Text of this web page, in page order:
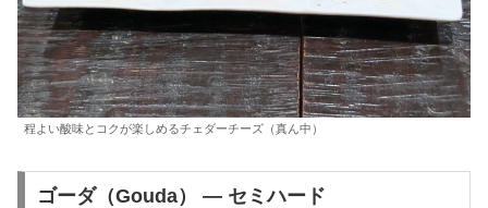
程よい酸味とコクが楽しめるチェダーチーズ（真ん中）
ゴーダ（Gouda） — セミハード